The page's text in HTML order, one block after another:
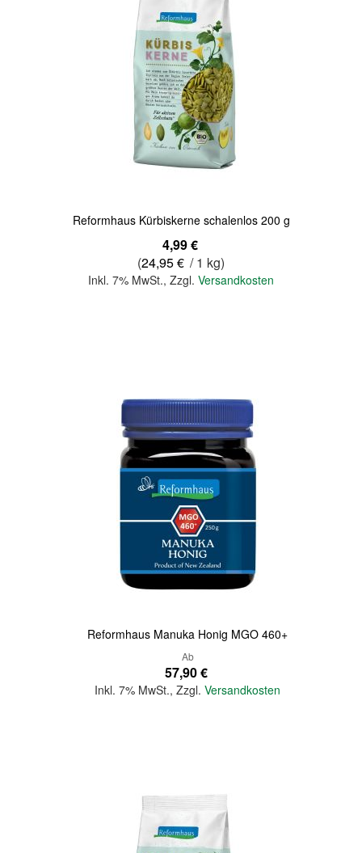
Reformhaus Kürbiskerne schalenlos 200 g
4,99 €
(24,95 € / 1 kg)
Inkl. 7% MwSt., Zzgl. Versandkosten
Reformhaus Manuka Honig MGO 460+
Ab
57,90 €
Inkl. 7% MwSt.,Zzgl.Versandkosten